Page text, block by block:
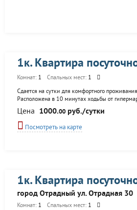
1к. Квартира
Комнат: 1 Спальных мест: 1
Сдается на сутки для комфортного
Расположена в 10 минутах ходьбы от
Мерлен, ИКЕА. В 15 мин. езды до Аква парка,
езды до Аэропорта "Курумоч". От ж.д. вокзала
67 и № 295. Квартира оборудована всем
комфортного проживания. Бесплатное
Цена 1000.00 руб./сутки
Посмотреть на карте
1к. Квартира
город Отрадный ул. Отрадная 30
Комнат: 1 Спальных мест: 1